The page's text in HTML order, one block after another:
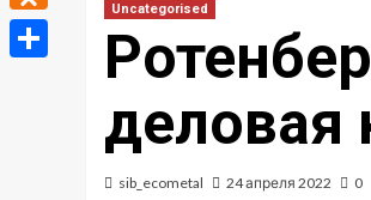
Uncategorised
деловая
sib_ecometal 24 апреля 2022 0
Odnoklassniki
Отправить